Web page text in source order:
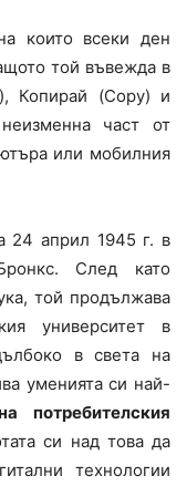
които всеки ден
той въвежда в
Копирай (Copy) и
част от
или мобилния
24 април 1945 г. в
След като
той продължава
университет в
в света на
уменията си най-
потребителския
си над това да
технологии